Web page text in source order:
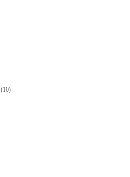
(10)